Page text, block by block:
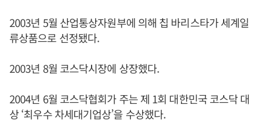
2003년 5월 산업통상자원부에 의해 칩 바리스타가 세계일
류상품으로 선정됐다.
2003년 8월 코스닥시장에 상장했다.
2004년 6월 코스닥협회가 주는 제 1회 대한민국 코스닥 대
상 ‘최우수 차세대기업상’을 수상했다.